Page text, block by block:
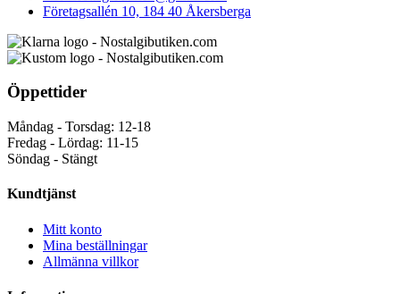
Företagsallén 10, 184 40 Åkersberga
Öppettider
Måndag - Torsdag: 12-18
Fredag - Lördag: 11-15
Söndag - Stängt
Kundtjänst
Mitt konto
Mina beställningar
Allmänna villkor